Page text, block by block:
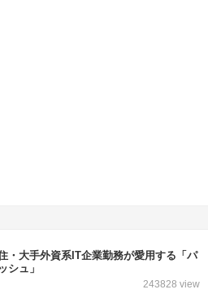
・大手外資系IT企業勤務が愛用する「パ
シュ」
243828 view